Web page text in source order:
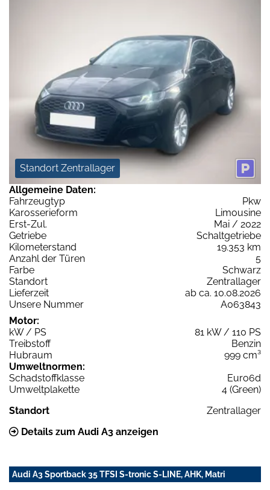
Standort Zentrallager
Allgemeine Daten:
Fahrzeugtyp
Pkw
Karosserieform
Limousine
Erst-Zul.
Mai / 2022
Getriebe
Schaltgetriebe
Kilometerstand
19.353 km
Anzahl der Türen
5
Farbe
Schwarz
Standort
Zentrallager
Lieferzeit
ab ca. 10.08.2026
Unsere Nummer
A063843
Motor:
kW / PS
81 kW / 110 PS
Treibstoff
Benzin
Hubraum
999 cm³
Umweltnormen:
Schadstoffklasse
Euro6d
Umweltplakette
4 (Green)
Standort
Zentrallager
Details zum Audi A3 anzeigen
Audi A3 Sportback 35 TFSI S-tronic S-LINE, AHK, Matri